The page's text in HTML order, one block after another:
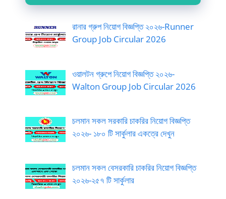
রানার গ্রুপ নিয়োগ বিজ্ঞপ্তি ২০২৬-Runner
Group Job Circular 2026
ওয়ালটন গ্রুপে নিয়োগ বিজ্ঞপ্তি ২০২৬-
Walton Group Job Circular 2026
চলমান সকল সরকারি চাকরির নিয়োগ বিজ্ঞপ্তি
২০২৬- ১৮০ টি সার্কুলার একত্রে দেখুন
চলমান সকল বেসরকারি চাকরির নিয়োগ বিজ্ঞপ্তি
২০২৬-২৫৭ টি সার্কুলার